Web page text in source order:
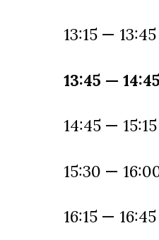
13:15 — 13:45
13:45 —
14:45 — 15:15
15:30 —
16:15 — 16:45